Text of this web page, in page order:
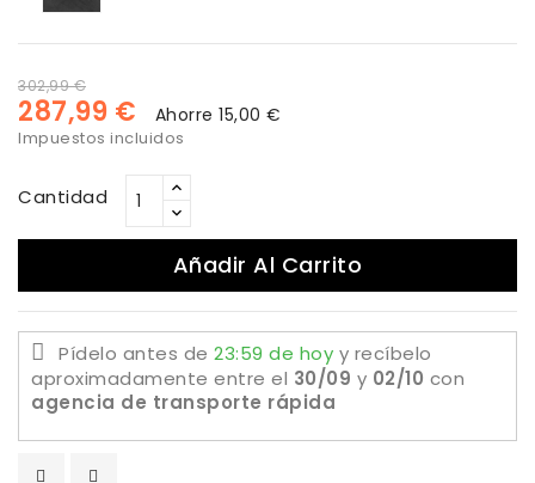
piedra
estuco
302,99 €
287,99 € Ahorre 15,00 €
Impuestos incluidos
Cantidad
Añadir Al Carrito
Pídelo antes de 23:59 de hoy y recíbelo
aproximadamente entre el 30/09 y 02/10 con
agencia de transporte rápida